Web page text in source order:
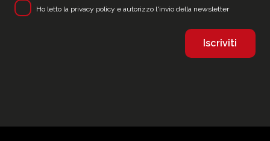
Ho letto la privacy policy e autorizzo l'invio della newsletter